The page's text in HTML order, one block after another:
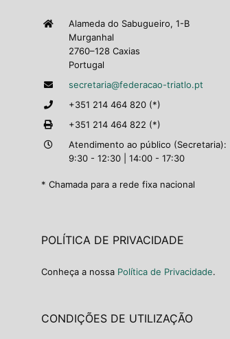
Alameda do Sabugueiro, 1-B
Murganhal
2760–128 Caxias
Portugal
secretaria@federacao-triatlo.pt
+351 214 464 820 (*)
+351 214 464 822 (*)
Atendimento ao público (Secretaria):
9:30 - 12:30 | 14:00 - 17:30
* Chamada para a rede fixa nacional
POLÍTICA DE PRIVACIDADE
Conheça a nossa Política de Privacidade.
CONDIÇÕES DE UTILIZAÇÃO